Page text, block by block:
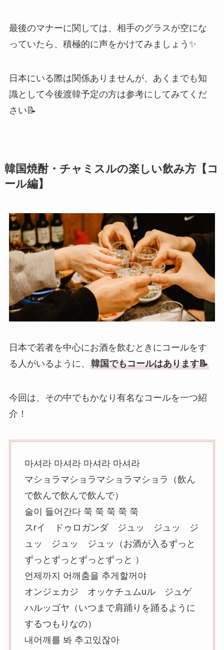
最後のマナーに関しては、相手のグラスが空にな
っていたら、積極的に声をかけてみましょう✨
日本にいる際は関係ありませんが、あくまでも知
識として今後渡韓予定の方は参考にしてみてくだ
さい📝
韓国焼酎・チャミスルの楽しい飲み方【コ
ール編】
日本で若者を中心にお酒を飲むときにコールをす
る人がいるように、 韓国でもコールはあります📝
今回は、その中でもかなり有名なコールを一つ紹
介！
마셔라 마셔라 마셔라 마셔라
マショラマショラマショラマショラ（飲ん
で飲んで飲んで飲んで）
술이 들어간다 쭉 쭉 쭉 쭉 쭉
スrイ ドゥロガンダ ジュッ ジュッ ジ
ュッ ジュッ ジュッ（お酒が入るずっと
ずっとずっとずっとずっと ）
언제까지 어깨춤을 추게할꺼야
オンジェカジ オッケチュムuル ジュゲ
ハルッゴヤ（いつまで肩踊りを踊るように
するつもりなの）
내어깨를 봐 추고있잖아